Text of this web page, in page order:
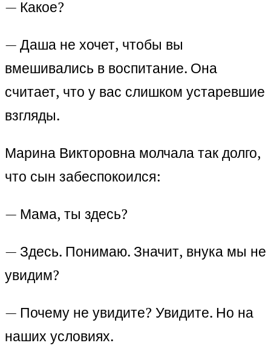
— Какое?
— Даша не хочет, чтобы вы
вмешивались в воспитание. Она
считает, что у вас слишком устаревшие
взгляды.
Марина Викторовна молчала так долго,
что сын забеспокоился:
— Мама, ты здесь?
— Здесь. Понимаю. Значит, внука мы не
увидим?
— Почему не увидите? Увидите. Но на
наших условиях.